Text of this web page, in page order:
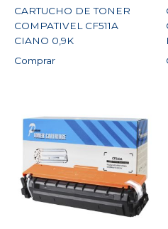
CARTUCHO DE TONER
COMPATIVEL CF511A
CIANO 0,9K
Comprar